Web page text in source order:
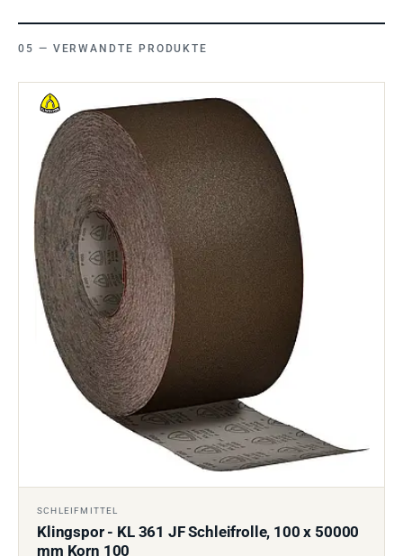
VERWANDTE PRODUKTE
SCHLEIFMITTEL
Klingspor - KL 361 JF Schleifrolle, 100 x 50000
mm Korn 100